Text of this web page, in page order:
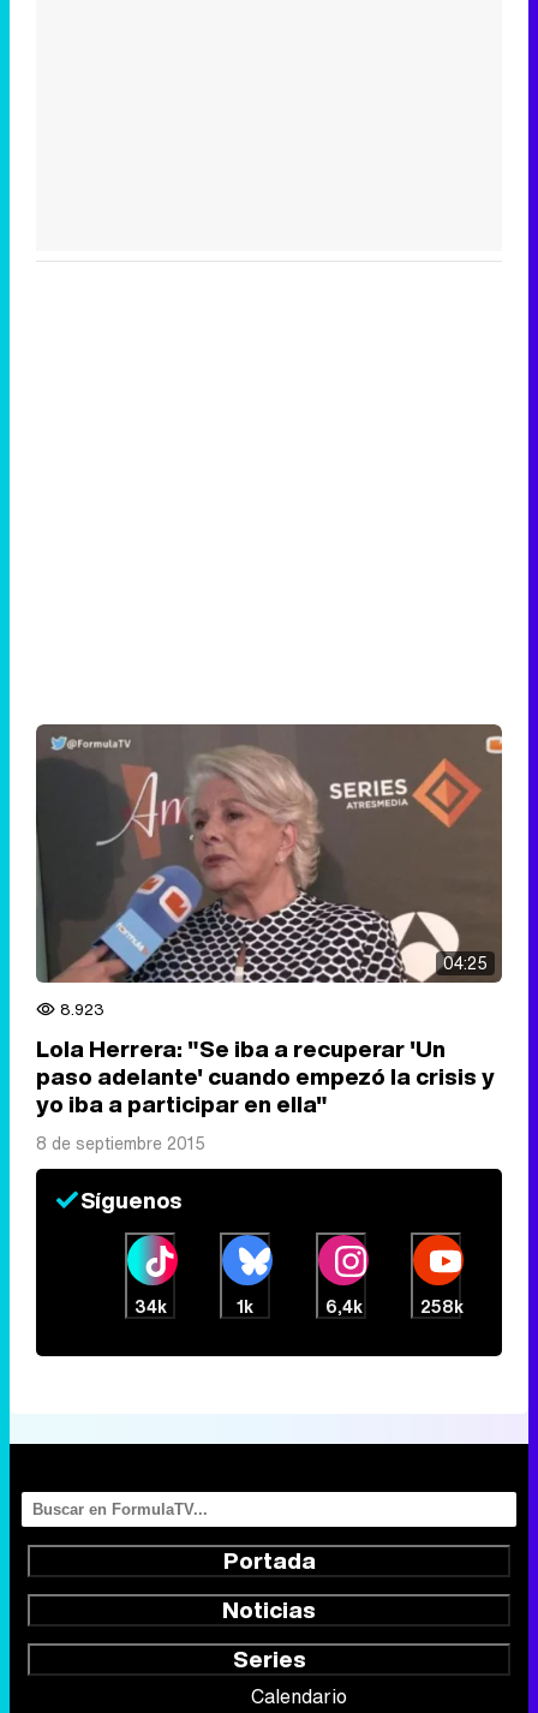
04:25
8.923
Lola Herrera: "Se iba a recuperar 'Un
paso adelante' cuando empezó la crisis y
yo iba a participar en ella"
8 de septiembre 2015
Síguenos
34k 1k 6,4k 258k
Portada
Noticias
Series
Calendario